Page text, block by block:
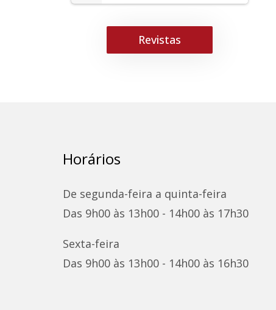
Revistas
Horários
De segunda-feira a quinta-feira
Das 9h00 às 13h00 - 14h00 às 17h30
Sexta-feira
Das 9h00 às 13h00 - 14h00 às 16h30